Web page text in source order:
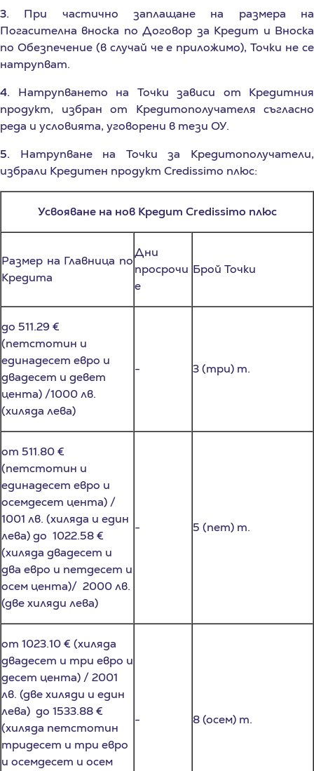
Погасителна вноска по Договор за Кредит и Вноска
по Обезпечение (в случай че е приложимо), Точки не се
натрупват.
4.Натрупването на Точки зависи от Кредитния
продукт, избран от Кредитополучателя съгласно
реда и условията, уговорени в тези ОУ.
5.Натрупване на Точки за Кредитополучатели,
избрали Кредитен продукт Credissimo плюс:
Усвояване на нов Кредит Credissimo плюс
Кредита
Дни
просрочи
до 511.29 €
(петстотин и
единадесет евро и
двадесет и девет
цента) /1000 лв.
(хиляда лева)
от 511.80 €
(петстотин и
единадесет евро и
осемдесет цента) /
1001 лв. (хиляда и един
лева) до 1022.58 €
(хиляда двадесет и
два евро и петдесет и
осем цента)/ 2000 лв.
(две хиляди лева)
от 1023.10 € (хиляда
двадесет и три евро и
десет цента) / 2001
лв. (две хиляди и един
лева) до 1533.88 €
(хиляда петстотин
тридесет и три евро
и осемдесет и осем
цента)/ 3000 лв (три